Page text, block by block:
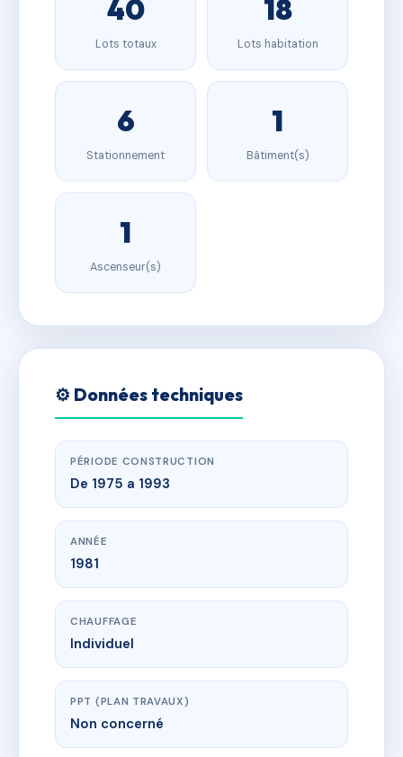
40
Lots totaux
18
Lots habitation
6
Stationnement
1
Bâtiment(s)
1
Ascenseur(s)
⚙️ Données techniques
PÉRIODE CONSTRUCTION
De 1975 a 1993
ANNÉE
1981
CHAUFFAGE
Individuel
PPT (PLAN TRAVAUX)
Non concerné